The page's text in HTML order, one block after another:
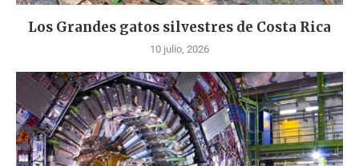
Los Grandes gatos silvestres de Costa Rica
10 julio, 2026